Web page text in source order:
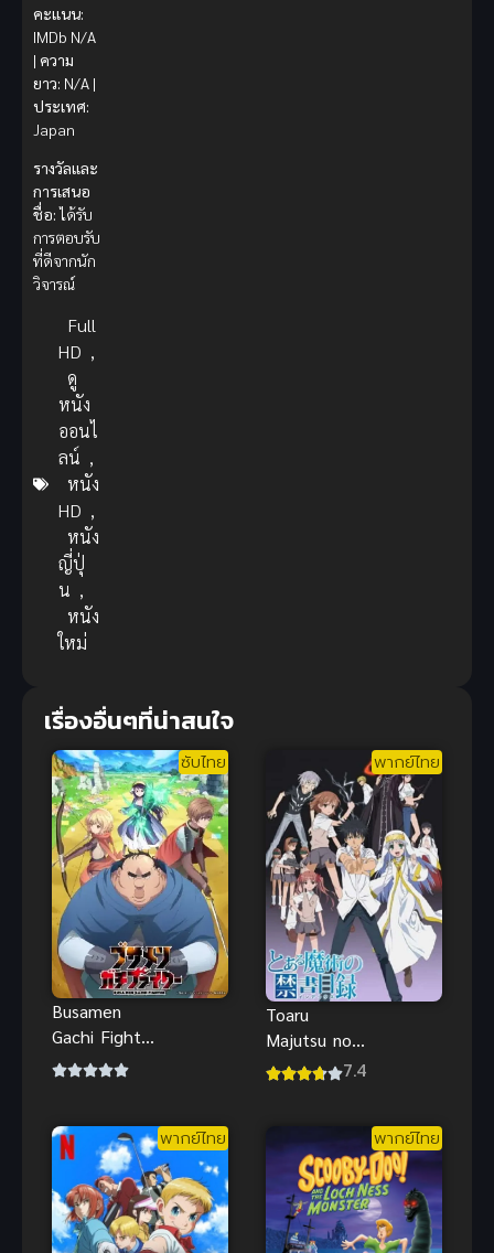
คะแนน:
IMDb N/A
| ความ
ยาว: N/A |
ประเทศ:
Japan
รางวัลและ
การเสนอ
ชื่อ:ได้รับ
การตอบรับ
ที่ดีจากนัก
วิจารณ์
Full
HD ,
ดู
หนัง
ออนไ
ลน์ ,
หนัง
HD ,
หนัง
ญี่ปุ่
น ,
หนัง
ใหม่
เรื่องอื่นๆที่น่าสนใจ
ซับไทย
Busamen
Gachi Fighter
ไอ้หน้าปลวก
พากย์ไทย
Toaru
Majutsu no
Index อินเด็ก
1 (พากย์ไทย)
7.4
พากย์ไทย พากย์ไทย